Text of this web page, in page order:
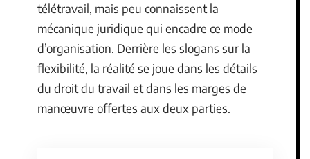
télétravail, mais peu connaissent la
mécanique juridique qui encadre ce mode
d’organisation. Derrière les slogans sur la
flexibilité, la réalité se joue dans les détails
du droit du travail et dans les marges de
manœuvre offertes aux deux parties.